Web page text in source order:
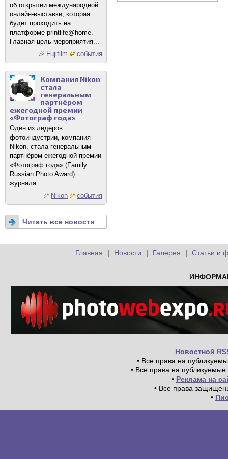
об открытии международной
онлайн-выставки, которая
будет проходить на
платформе printlife@home.
Главная цель мероприятия...
Fujifilm
события
Компания Nikon
стала
генеральным
партнёром
ежегодной премии
«Фотограф года»
Один из лидеров
фотоиндустрии, компания
Nikon, стала генеральным
партнёром ежегодной премии
«Фотограф года» (Family
Russian Photo Award)
журнала...
Nikon
события
Читать все новости
Главная | Новости | Галерея | Статьи и
Новостной
• Все права на
• Все права на
• Реклама на
• Все права
•